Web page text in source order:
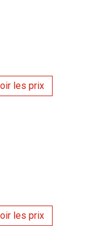
les prix
les prix